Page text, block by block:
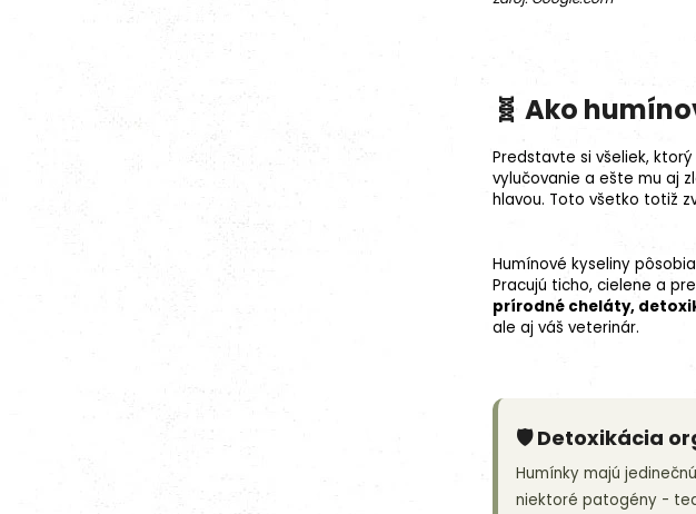
🧬 Ako
Predstavte si všeliek,
vylučovanie a ešte mu aj
hlavou. Toto všetko totiž
Humínové kyseliny pôsobia
Pracujú ticho, cielene a
prírodné cheláty,
ale aj váš veterinár.
🛡️ Detoxikácia
Humínky majú
niektoré patogény -